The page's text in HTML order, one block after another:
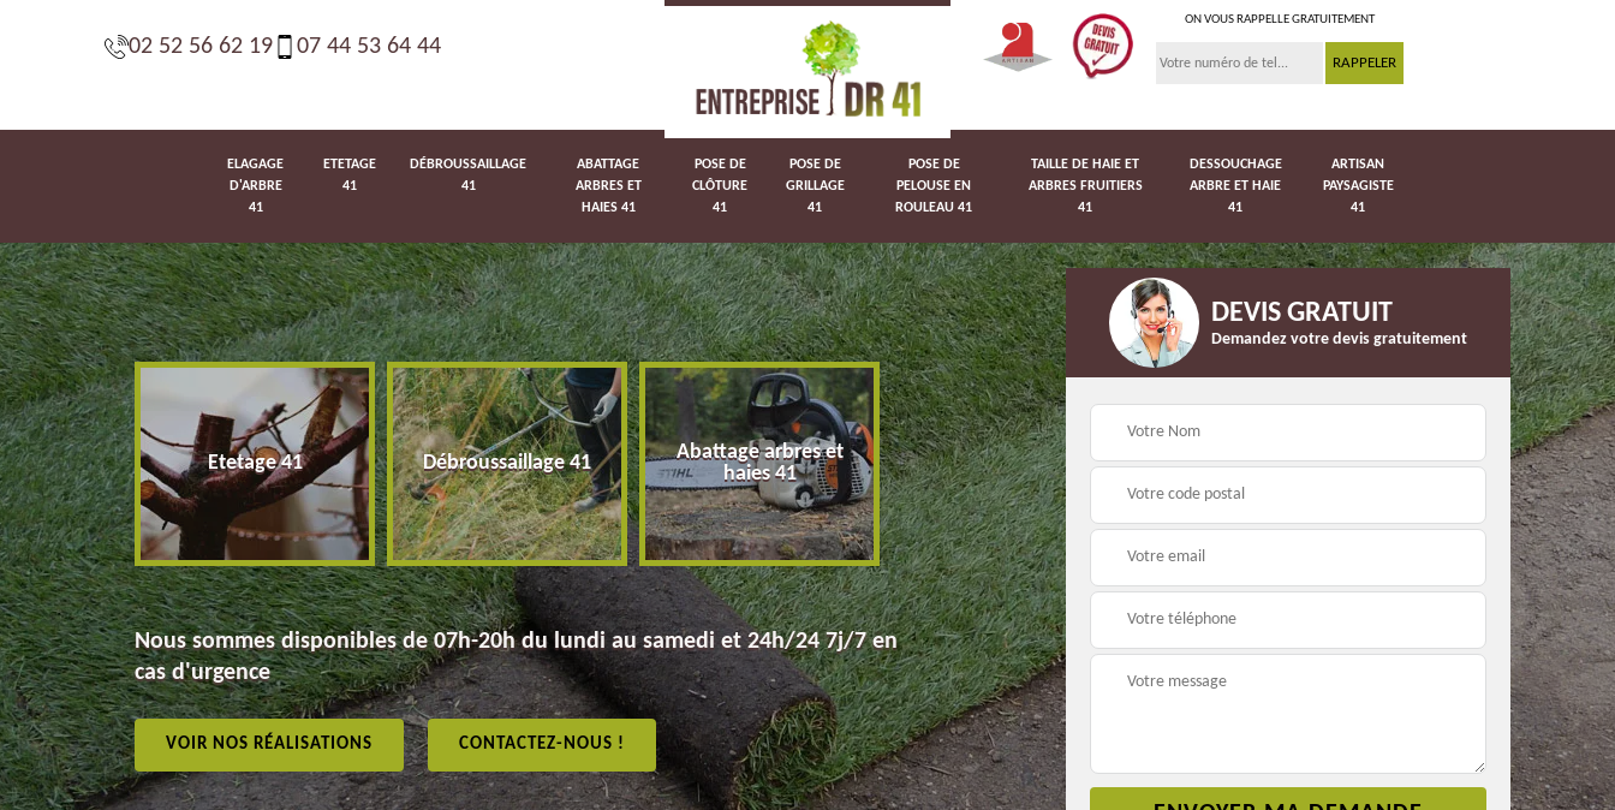
02 52 56 62 19 07 44 53 64 44
ON VOUS RAPPELLE GRATUITEMENT
ELAGAGE
D'ARBRE
41
ETETAGE
41
DÉBROUSSAILLAGE
41
ABATTAGE
ARBRES ET
HAIES 41
POSE DE
CLÔTURE
41
POSE DE
GRILLAGE
41
POSE DE
PELOUSE EN
ROULEAU 41
TAILLE DE HAIE ET
ARBRES FRUITIERS
41
DESSOUCHAGE
ARBRE ET HAIE
41
ARTISAN
PAYSAGISTE
41
41 Etetage 41 Débroussaillage 41
Abattage arbres et
haies 41
Pose de clôture 41 Pose de grillage 41
Pose de pelouse en
rouleau 41
Nous sommes disponibles de 07h-20h du lundi au samedi et 24h/24 7j/7 en
cas d'urgence
VOIR NOS RÉALISATIONS CONTACTEZ-NOUS !
DEVIS GRATUIT
Demandez votre devis gratuitement